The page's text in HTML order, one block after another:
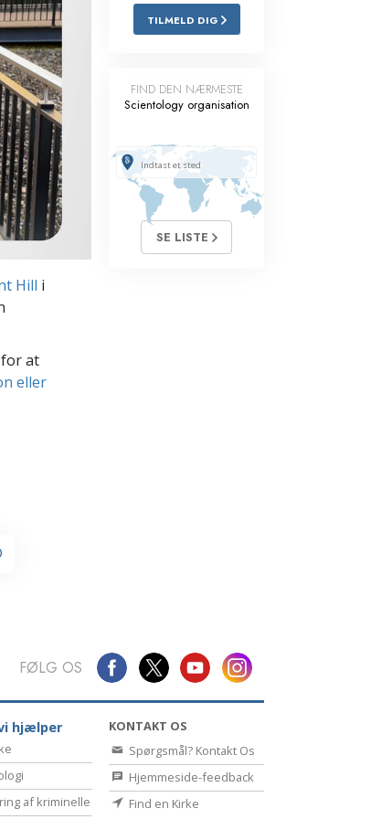
Løsninger til stoffer
Børn
Redskaber til arbejdspladsen
Etik og tilstandene
Årsagen til undertrykkelse
Undersøgelser
Organiseringens grundlag
Hill i
at
eller
TILMELD DIG
FIND DEN NÆRMESTE
Scientology organisation
SE LISTE
FØLG OS
hjælper
af kriminelle
KONTAKT OS
Spørgsmål? Kontakt Os
Hjemmeside-feedback
Find en Kirke